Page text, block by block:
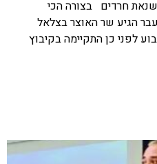
חרדים בצורה הכי
הגיע שר האוצר בצלאל
לפני כן התקיימה בקיבוץ